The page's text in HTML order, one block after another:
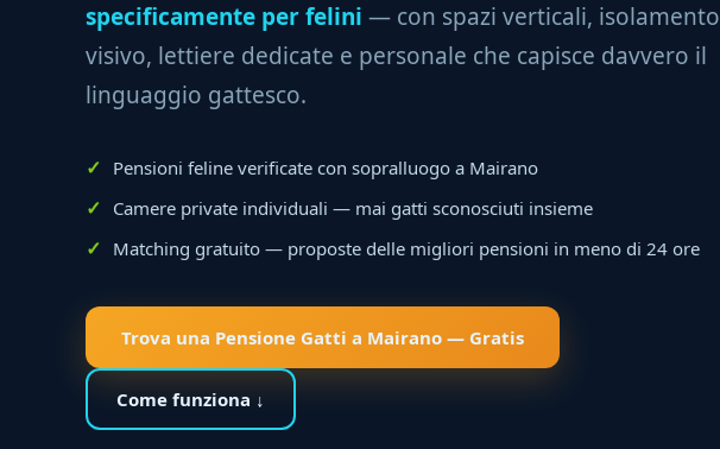
specificamente per felini — con spazi verticali, isolamento
visivo, lettiere dedicate e personale che capisce davvero il
linguaggio gattesco.
Pensioni feline verificate con sopralluogo a Mairano
Camere private individuali — mai gatti sconosciuti insieme
Matching gratuito — proposte delle migliori pensioni in meno di 24 ore
Trova una Pensione Gatti a Mairano — Gratis
Come funziona ↓